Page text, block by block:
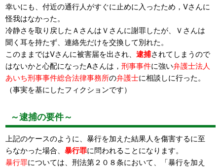
幸いにも、付近の通行人がすぐに止めに入ったため，Vさんに
怪我はなかった。
冷静さを取り戻したＡさんはＶさんに謝罪したが、Ｖさんは
聞く耳を持たず、連絡先だけを交換して別れた。
このままではVさんに被害届を出され、逮捕されてしまうので
はないかと心配になったAさんは，刑事事件に強い弁護士法人
あいち刑事事件総合法律事務所の弁護士に相談しに行った。
（事実を基にしたフィクションです）
～逮捕の要件～
上記のケースのように、暴行を加えた結果人を傷害するに至
らなかった場合、暴行罪に問われることになります。
暴行罪については、刑法第２０８条において、「暴行を加え